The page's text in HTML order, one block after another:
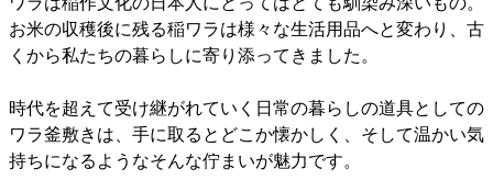
お米の収穫後に残る稲ワラは様々な生活用品へと変わり、古
くから私たちの暮らしに寄り添ってきました。
時代を超えて受け継がれていく日常の暮らしの道具としての
ワラ釜敷きは、手に取るとどこか懐かしく、そして温かい気
持ちになるようなそんな佇まいが魅力です。